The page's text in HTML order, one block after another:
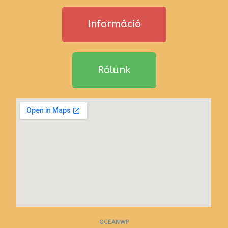
Információ
Rólunk
OCEANWP